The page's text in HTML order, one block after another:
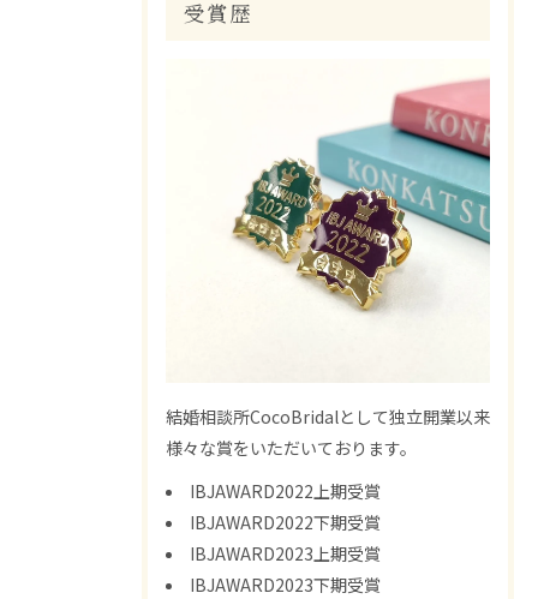
受賞歴
結婚相談所CocoBridalとして独立開業以来
様々な賞をいただいております。
IBJAWARD2022上期受賞
IBJAWARD2022下期受賞
IBJAWARD2023上期受賞
IBJAWARD2023下期受賞